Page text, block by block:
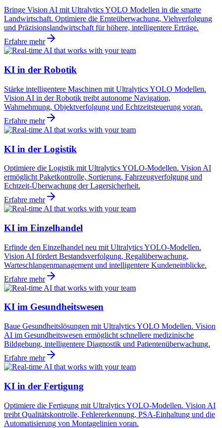
Bringe Vision AI mit Ultralytics YOLO Modellen in die smarte
Landwirtschaft. Optimiere die Ernteüberwachung, Viehverfolgung
und Präzisionslandwirtschaft für höhere, intelligentere Erträge.
Erfahre mehr
KI in der Robotik
Stärke intelligentere Maschinen mit Ultralytics YOLO Modellen.
Vision AI in der Robotik treibt autonome Navigation,
Wahrnehmung, Objektverfolgung und Echtzeitsteuerung voran.
Erfahre mehr
KI in der Logistik
Optimiere die Logistik mit Ultralytics YOLO-Modellen. Vision AI
ermöglicht Paketkontrolle, Sortierung, Fahrzeugverfolgung und
Echtzeit-Überwachung der Lagersicherheit.
Erfahre mehr
KI im Einzelhandel
Erfinde den Einzelhandel neu mit Ultralytics YOLO-Modellen.
Vision AI fördert Bestandsverfolgung, Regalüberwachung,
Warteschlangenmanagement und intelligentere Kundeneinblicke.
Erfahre mehr
KI im Gesundheitswesen
Baue Gesundheitslösungen mit Ultralytics YOLO Modellen. Vision
AI im Gesundheitswesen ermöglicht schnellere medizinische
Bildgebung, intelligentere Diagnostik und Patientenüberwachung.
Erfahre mehr
KI in der Fertigung
Optimiere die Fertigung mit Ultralytics YOLO-Modellen. Vision AI
treibt Qualitätskontrolle, Fehlererkennung, PSA-Einhaltung und die
Automatisierung von Montagelinien voran.